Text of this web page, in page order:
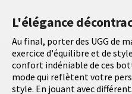
L'élégance
Au final, porter des UGG de
exercice d'équilibre et de
confort indéniable de ces
mode qui reflètent votre
style. En jouant avec